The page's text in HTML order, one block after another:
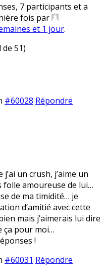
7 participants et a
fois par
et 1 jour.
51)
#60028 Répondre
un crush, j’aime un
folle amoureuse de lui…
de ma timidité… je
d’amitié avec cette
mais j’aimerais lui dire
ça pour moi…
!
#60031 Répondre